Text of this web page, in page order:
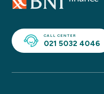
CALL CENTER
021 5032 4046